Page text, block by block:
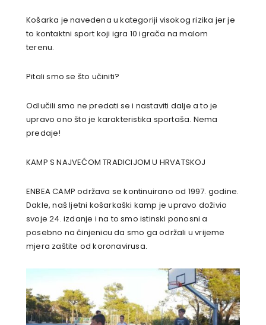
Košarka je navedena u kategoriji visokog rizika jer je
to kontaktni sport koji igra 10 igrača na malom
terenu.
Pitali smo se što učiniti?
Odlučili smo ne predati se i nastaviti dalje a to je
upravo ono što je karakteristika sportaša. Nema
predaje!
KAMP S NAJVEĆOM TRADICIJOM U HRVATSKOJ
ENBEA CAMP održava se kontinuirano od 1997. godine.
Dakle, naš ljetni košarkaški kamp je upravo doživio
svoje 24. izdanje i na to smo istinski ponosni a
posebno na činjenicu da smo ga održali u vrijeme
mjera zaštite od koronavirusa.